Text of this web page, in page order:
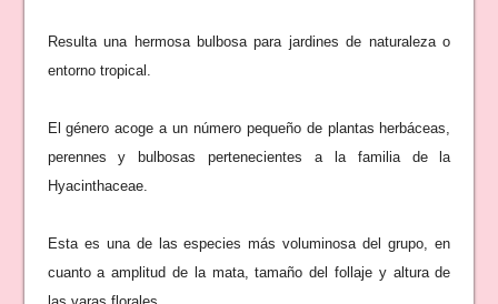
Resulta una hermosa bulbosa para jardines de naturaleza o
entorno tropical.
El género acoge a un número pequeño de plantas herbáceas,
perennes y bulbosas pertenecientes a la familia de la
Hyacinthaceae.
Esta es una de las especies más voluminosa del grupo, en
cuanto a amplitud de la mata, tamaño del follaje y altura de